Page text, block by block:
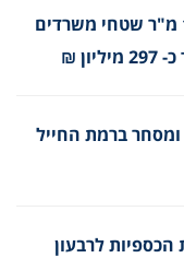
מניבים רוכשת עד כ- 12,000 מ"ר שטחי משרדים
₪
ומסחר ברמת החייל
לרבעון